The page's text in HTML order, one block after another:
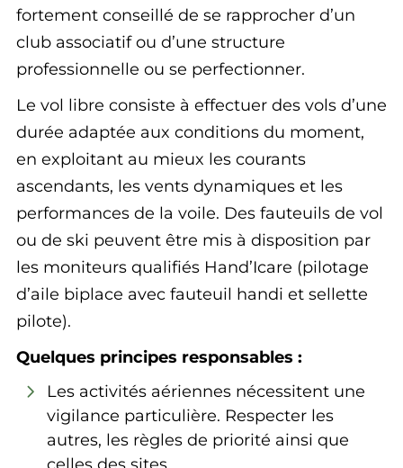
fortement conseillé de se rapprocher d’un
club associatif ou d’une structure
professionnelle ou se perfectionner.
Le vol libre consiste à effectuer des vols d’une
durée adaptée aux conditions du moment,
en exploitant au mieux les courants
ascendants, les vents dynamiques et les
performances de la voile. Des fauteuils de vol
ou de ski peuvent être mis à disposition par
les moniteurs qualifiés Hand’Icare (pilotage
d’aile biplace avec fauteuil handi et sellette
pilote).
Quelques principes responsables :
Les activités aériennes nécessitent une
vigilance particulière. Respecter les
autres, les règles de priorité ainsi que